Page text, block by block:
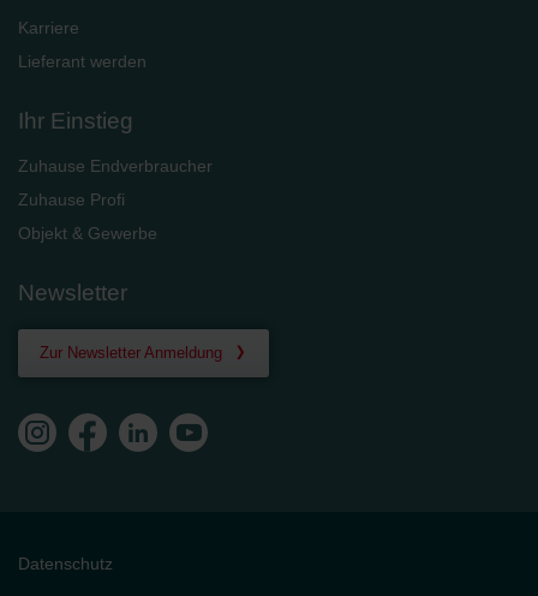
Karriere
Lieferant werden
Ihr Einstieg
Zuhause Endverbraucher
Zuhause Profi
Objekt & Gewerbe
Newsletter
Zur Newsletter Anmeldung
Datenschutz